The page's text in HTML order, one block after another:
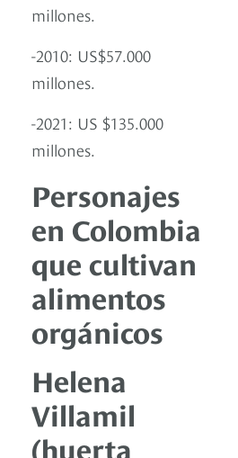
millones.
-2010: US$57.000
millones.
-2021: US $135.000
millones.
Personajes
en Colombia
que cultivan
alimentos
orgánicos
Helena
Villamil
(huerta